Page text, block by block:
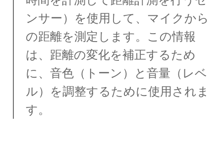
ンサー）を使用して、マイクから
の距離を測定します。この情報
は、距離の変化を補正するため
に、音色（トーン）と音量（レベ
ル）を調整するために使用されま
す。